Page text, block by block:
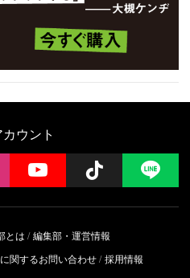
ウント
instagramYouTube Follow
とは
編集部・運営情報
関するお問い合わせ 採用情報